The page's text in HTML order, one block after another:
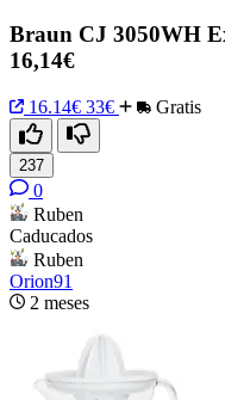
Braun CJ 3050WH
16,14€
16.14€ 33€ Gratis
237
0
Ruben
Caducados
Ruben
Orion91
2 meses